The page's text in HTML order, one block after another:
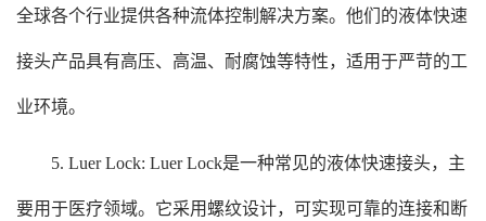
全球各个行业提供各种流体控制解决方案。他们的液体快速
接头产品具有高压、高温、耐腐蚀等特性，适用于严苛的工
业环境。
5. Luer Lock: Luer Lock是一种常见的液体快速接头，主
要用于医疗领域。它采用螺纹设计，可实现可靠的连接和断